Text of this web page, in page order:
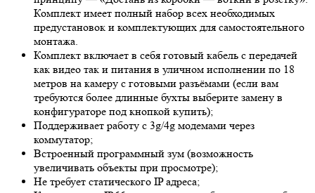
Комплект имеет полный набор всех необходимых
предустановок и комплектующих для самостоятельного
монтажа.
Комплект включает в себя готовый кабель с передачей
как видео так и питания в уличном исполнении по 18
метров на камеру с готовыми разъёмами (если вам
требуются более длинные бухты выберите замену в
конфигураторе под кнопкой купить);
Поддерживает работу с 3g/4g модемами через
коммутатор;
Встроенный программный зум (возможность
увеличивать объекты при просмотре);
Не требует статического IP адреса;